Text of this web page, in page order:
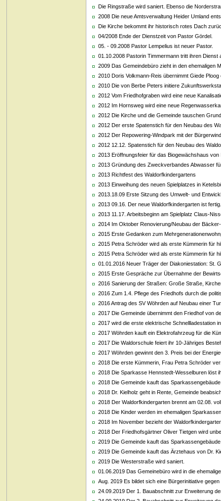
Die Ringstraße wird saniert. Ebenso die
2008 Die neue Amtsverwaltung Heider Umland
Die Kirche bekommt ihr historisch rotes Dach
04/2008 Ende der Dienstzeit von Pastor Gördel.
05. - 09.2008 Pastor Lempelius ist neuer Pastor.
01.10.2008 Pastorin Timmermann tritt ihren Dienst
2009 Das Gemeindebüro zieht in den ehemaligen
2010 Doris Volkmann-Reis übernimmt Giede
2010 Die von Berbe Peters initiere
2012 Vom Friedhofgraben wird eine neue
2012 Im Hornsweg wird eine neue
2012 Die Kirche und die Gemeinde tauschen
2012 Der erste Spatenstich für den Neubau des
2012 Der Repowering-Windpark mit der
2012 12.12. Spatenstich für den Neubau des
2013 Eröffnungsfeier für das Biogewächshaus
2013 Gründung des Zweckverbandes Abwasser
2013 Richtfest des Waldorfkindergartens
2013 Einweihung des neuen Spielplatzes in
2013.18.09 Erste Sitzung des Umwelt- und
2013 09.16. Der neue Waldorfkindergarten ist fertig.
2013 11.17. Arbeitsbeginn am Spielplatz Claus-
2014 Im Oktober Renovierung/Neubau der
2015 Erste Gedanken zum
2015 Petra Schröder wird als erste Kümmerin für
2015 Petra Schröder wird als erste Kümmerin für
01.01.2016 Neuer Träger der Diakoniestation: St.
2015 Erste Gespräche zur Übernahme der
2016 Sanierung der Straßen: Große Straße,
2016 Zum 1.4. Pflege des Friedhofs durch die
2016 Antrag des SV Wöhrden auf Neubau einer
2017 Die Gemeinde übernimmt den Friedhof von
2017 wird die erste elektrische Schnellladestation
2017 Wöhrden kauft ein Elektrofahrzeug für die
2017 Die Waldorschule feiert ihr 10-Jähriges
2017 Wöhrden gewinnt den 3. Preis bei der
2018 Die erste Kümmerin, Frau Petra Schröder
2018 Die Sparkasse Hennstedt-Wesselburen löst
2018 Die Gemeinde kauft das
2018 Dr. Kielholz geht in Rente, Gemeinde
2018 Der Waldorfkindergarten brennt am 02.08.
2018 Die Kinder werden im ehemaligen
2018 Im November bezieht der
2018 Der Friedhofsgärtner Oliver Tietgen wird
2019 Die Gemeinde kauft das
2019 Die Gemeinde kauft das Ärztehaus von Dr.
2019 Die Westerstraße wird saniert.
01.06.2019 Das Gemeinebüro wird in die
Aug. 2019 Es bildet sich eine Bürgerinitiative
24.09.2019 Der 1. Bauabschnitt zur Erweiterung